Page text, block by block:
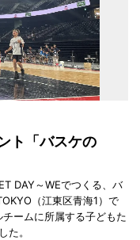
ト「バスケの
DAY～WEでつくる、バ
（江東区青海1）で
ームに所属する子どもた
た。